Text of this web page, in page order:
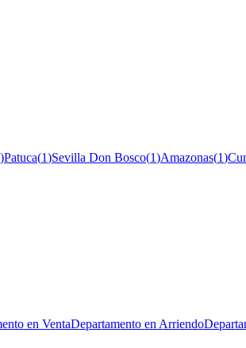
)Patuca(1)Sevilla Don Bosco(1)Amazonas(1)
en VentaDepartamento en Arriendo